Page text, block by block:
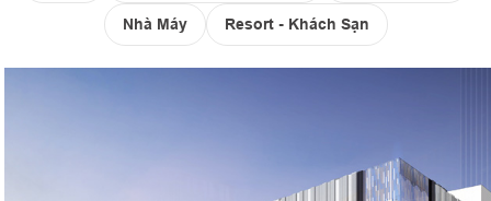
Nhà Máy Resort - Khách Sạn